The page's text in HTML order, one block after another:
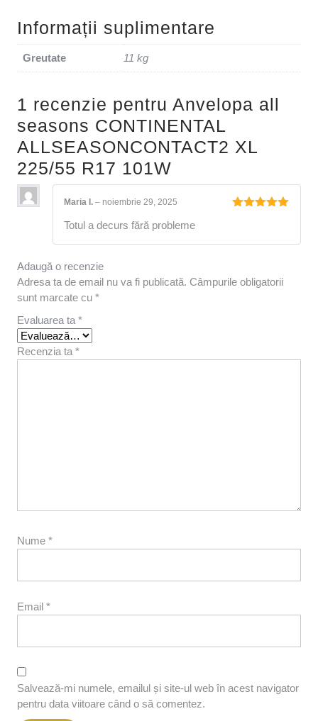
Informații suplimentare
Greutate 11 kg
1 recenzie pentru Anvelopa all
seasons CONTINENTAL
ALLSEASONCONTACT2 XL
225/55 R17 101W
Maria I. – noiembrie 29, 2025
Totul a decurs fără probleme
Adaugă o recenzie
Adresa ta de email nu va fi publicată. Câmpurile obligatorii
sunt marcate cu *
Evaluarea ta *
Recenzia ta *
Nume *
Email *
Salvează-mi numele, emailul și site-ul web în acest navigator
pentru data viitoare când o să comentez.